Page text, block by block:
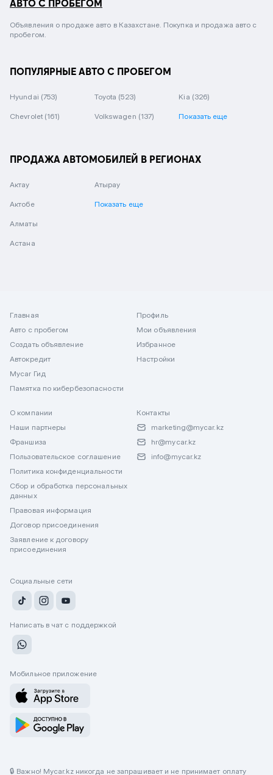
АВТО С ПРОБЕГОМ
Объявления о продаже авто в Казахстане. Покупка и продажа авто с
пробегом.
ПОПУЛЯРНЫЕ АВТО С ПРОБЕГОМ
Hyundai (753) Toyota (523) Kia (326)
Chevrolet (161) Volkswagen (137) Показать еще
ПРОДАЖА АВТОМОБИЛЕЙ В РЕГИОНАХ
Актау
Актобе
Алматы
Астана
Атырау
Показать еще
Главная
Авто с пробегом
Создать объявление
Автокредит
Mycar Гид
Памятка по кибербезопасности
Профиль
Мои объявления
Избранное
Настройки
О компании
Наши партнеры
Франшиза
Пользовательское соглашение
Политика конфиденциальности
Сбор и обработка персональных
данных
Правовая информация
Договор присоединения
Заявление к договору
присоединения
Контакты
marketing@mycar.kz
hr@mycar.kz
info@mycar.kz
Социальные сети
Написать в чат с поддержкой
Мобильное приложение
🔒 Важно! Mycar.kz никогда не запрашивает и не принимает оплату